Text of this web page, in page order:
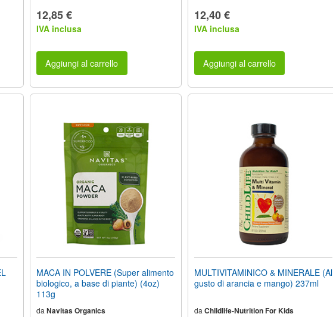
12,85 €
IVA inclusa
Aggiungi al carrello
12,40 €
IVA inclusa
Aggiungi al carrello
MACA IN POLVERE (Super alimento
biologico, a base di piante) (4oz)
113g
daNavitas Organics
MULTIVITAMINICO & MINERALE (Al
gusto di arancia e mango) 237ml
da Childlife-Nutrition For Kids